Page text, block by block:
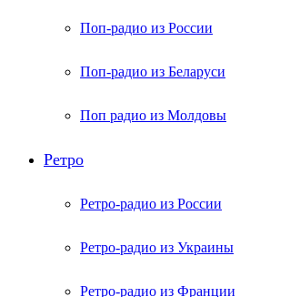
Поп-радио из России
Поп-радио из Беларуси
Поп радио из Молдовы
Ретро
Ретро-радио из России
Ретро-радио из Украины
Ретро-радио из Франции